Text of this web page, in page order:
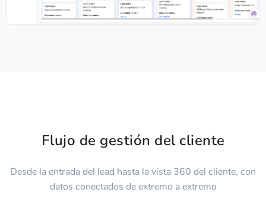
Flujo de gestión del cliente
Desde la entrada del lead hasta la vista 360 del cliente, con
datos conectados de extremo a extremo